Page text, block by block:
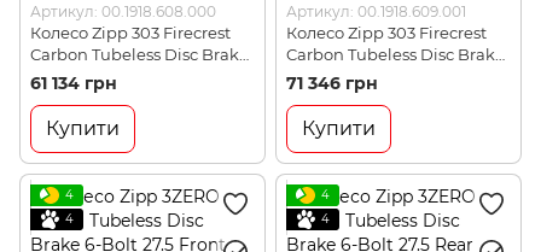
Артикул: 00.1918.608.000
Колесо Zipp 303 Firecrest
Carbon Tubeless Disc Brake
Center Locking 650b Front
24Spokes 12x100mm
Standard Graphic A1
(00.1918.608.000)
61 134 грн
Купити
Артикул: 00.1918.609.001
Колесо Zipp 303 Firecrest
Carbon Tubeless Disc Brake
Center Locking 650b Rear
24Spokes XDR 12x142mm
Standard Graphic A1
(00.1918.609.001)
71 346 грн
Купити
4
4
4
4